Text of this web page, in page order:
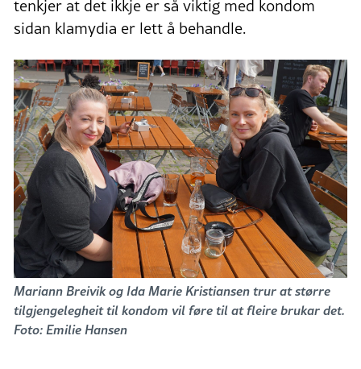
tenkjer at det ikkje er så viktig med kondom
sidan klamydia er lett å behandle.
Mariann Breivik og Ida Marie Kristiansen trur at større
tilgjengelegheit til kondom vil føre til at fleire brukar det.
Foto: Emilie Hansen